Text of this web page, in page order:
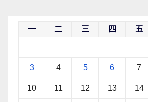
一 二 三 四 五
3 4 5 6 7
10 11 12 13 14